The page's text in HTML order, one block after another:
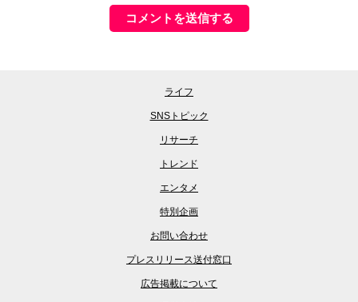
ライフ
SNSトピック
リサーチ
トレンド
エンタメ
特別企画
お問い合わせ
プレスリリース送付窓口
広告掲載について